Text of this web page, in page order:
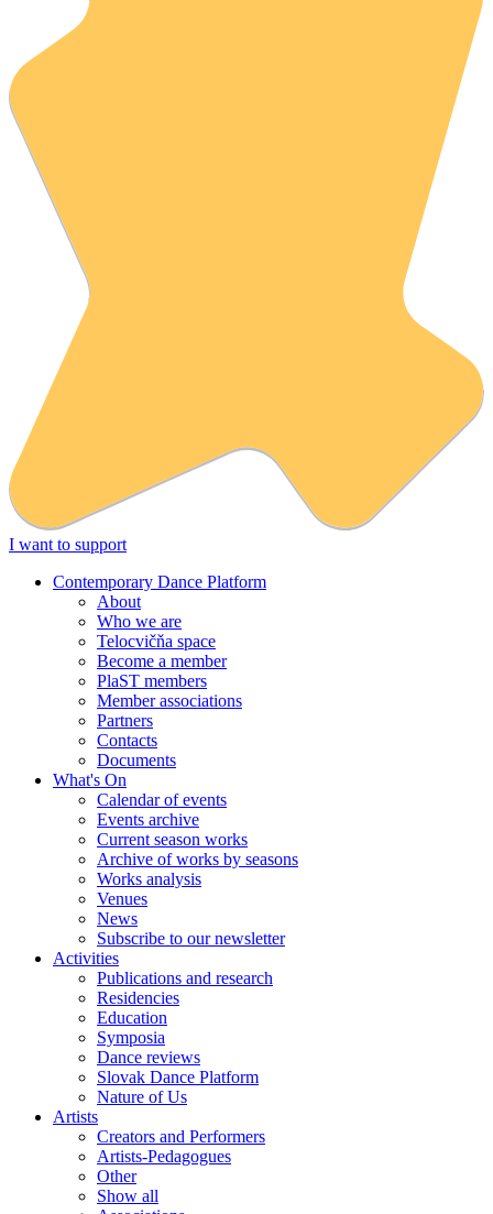
I want to support
Contemporary Dance Platform
About
Who we are
Telocvičňa space
Become a member
PlaST members
Member associations
Partners
Contacts
Documents
What's On
Calendar of events
Events archive
Current season works
Archive of works by seasons
Works analysis
Venues
News
Subscribe to our newsletter
Activities
Publications and research
Residencies
Education
Symposia
Dance reviews
Slovak Dance Platform
Nature of Us
Artists
Creators and Performers
Artists-Pedagogues
Other
Show all